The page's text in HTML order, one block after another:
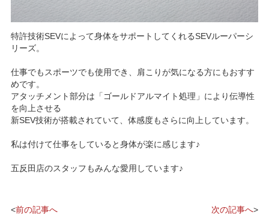
特許技術SEVによって身体をサポートしてくれるSEVルーパーシ
リーズ。
仕事でもスポーツでも使用でき、肩こりが気になる方にもおすす
めです。
アタッチメント部分は「ゴールドアルマイト処理」により伝導性
を向上させる
新SEV技術が搭載されていて、体感度もさらに向上しています。
私は付けて仕事をしていると身体が楽に感じます♪
五反田店のスタッフもみんな愛用しています♪
<前の記事へ 次の記事へ>